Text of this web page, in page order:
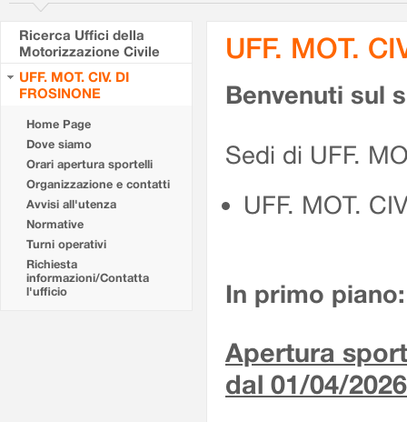
Ricerca Uffici della
Motorizzazione Civile
UFF. MOT. CIV. DI
FROSINONE
Home Page
Dove siamo
Orari apertura sportelli
Organizzazione e contatti
Avvisi all'utenza
Normative
Turni operativi
Richiesta
informazioni/Contatta
l'ufficio
UFF. MOT.
Benvenuti sul
Sedi di UFF.
UFF. MOT.
In primo piano:
Apertura
dal 01/04/2026